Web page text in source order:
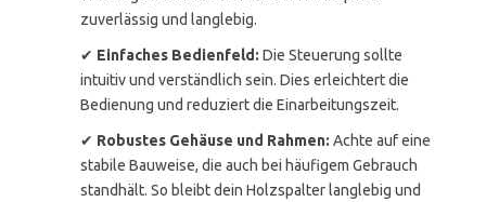
zuverlässig und langlebig.
✔ Einfaches Bedienfeld: Die Steuerung sollte
intuitiv und verständlich sein. Dies erleichtert die
Bedienung und reduziert die Einarbeitungszeit.
✔ Robustes Gehäuse und Rahmen: Achte auf eine
stabile Bauweise, die auch bei häufigem Gebrauch
standhält. So bleibt dein Holzspalter langlebig und